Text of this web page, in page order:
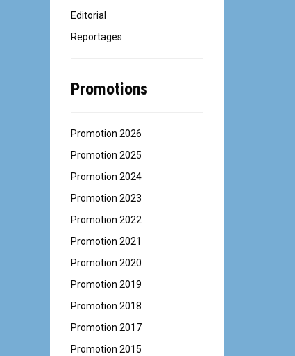
Editorial
Reportages
Promotions
Promotion 2026
Promotion 2025
Promotion 2024
Promotion 2023
Promotion 2022
Promotion 2021
Promotion 2020
Promotion 2019
Promotion 2018
Promotion 2017
Promotion 2015